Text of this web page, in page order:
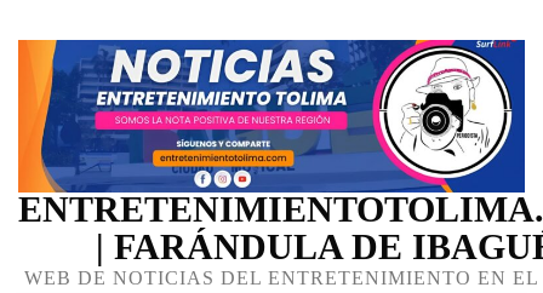
| FARÁNDULA DE
WEB DE NOTICIAS DEL ENTRETENIMIENTO EN